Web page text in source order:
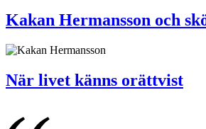
Kakan Hermansson och
När livet känns orättvist